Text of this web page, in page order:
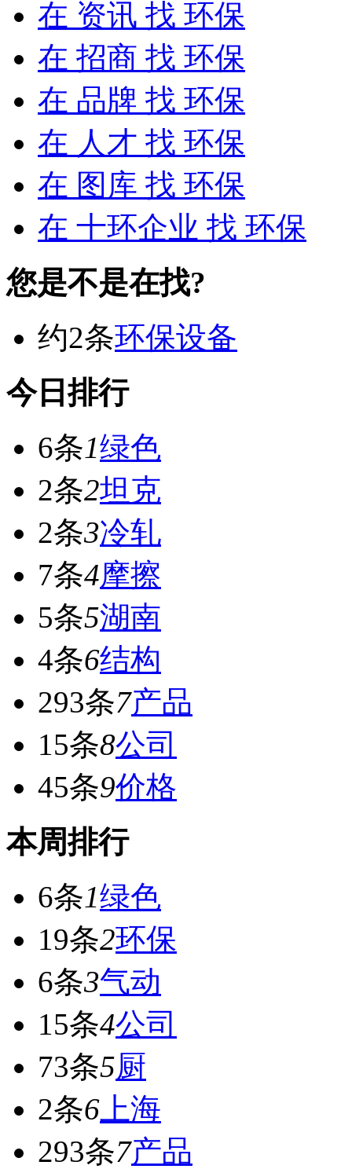
在 资讯 找 环保
在 招商 找 环保
在 品牌 找 环保
在 人才 找 环保
在 图库 找 环保
在 十环企业 找 环保
您是不是在找?
约2条环保设备
今日排行
6条1绿色
2条2坦克
2条3冷轧
7条4摩擦
5条5湖南
4条6结构
293条7产品
15条8公司
45条9价格
本周排行
6条1绿色
19条2环保
6条3气动
15条4公司
73条5厨
2条6 上海
293条7产品